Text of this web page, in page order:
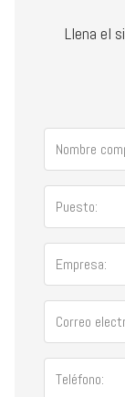
Llena el